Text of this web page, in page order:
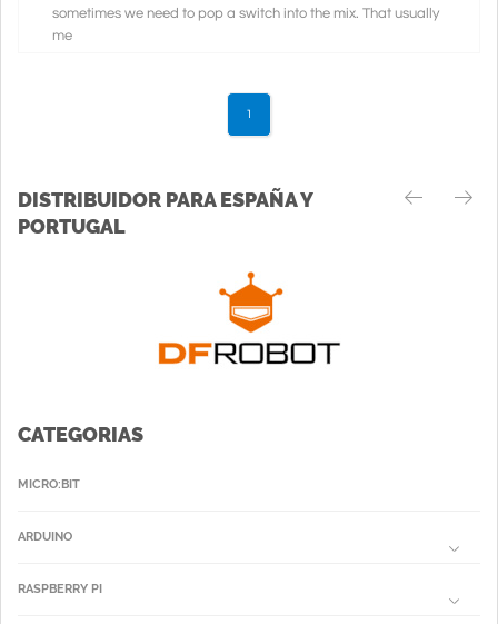
sometimes we need to pop a switch into the mix. That usually
me
1
DISTRIBUIDOR PARA ESPAÑA Y
PORTUGAL
CATEGORIAS
MICRO:BIT
ARDUINO
RASPBERRY PI